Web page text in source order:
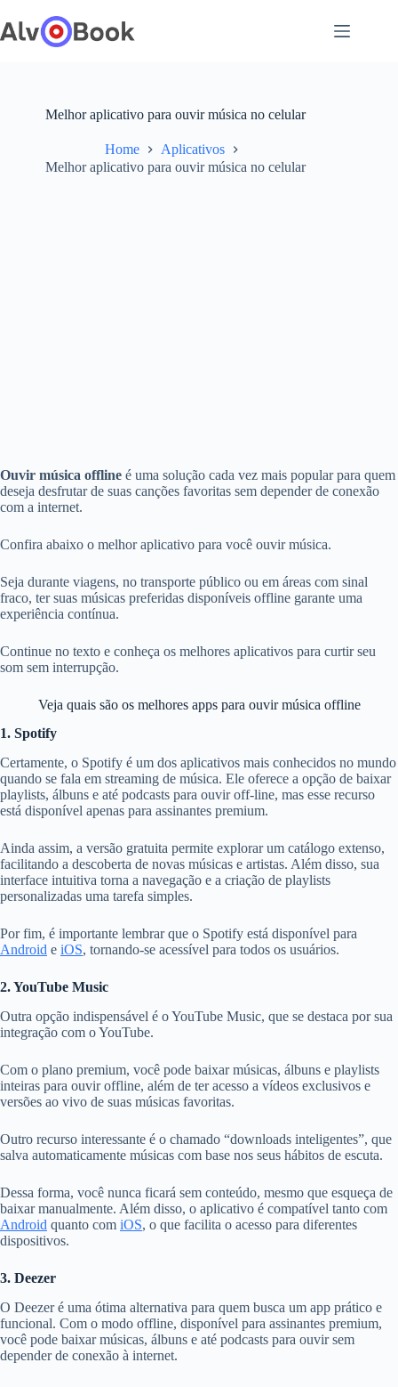
para
o
Melhor aplicativo para ouvir música no celular
Home
Aplicativos
Melhor aplicativo para ouvir música no celular
Ouvir música offline é uma solução cada vez mais popular para quem
deseja desfrutar de suas canções favoritas sem depender de conexão
com a internet.
Confira abaixo o melhor aplicativo para você ouvir música.
Seja durante viagens, no transporte público ou em áreas com sinal
fraco, ter suas músicas preferidas disponíveis offline garante uma
experiência contínua.
Continue no texto e conheça os melhores aplicativos para curtir seu
som sem interrupção.
Veja quais são os melhores apps para ouvir música offline
1. Spotify
Certamente, o Spotify é um dos aplicativos mais conhecidos no mundo
quando se fala em streaming de música. Ele oferece a opção de baixar
playlists, álbuns e até podcasts para ouvir off-line, mas esse recurso
está disponível apenas para assinantes premium.
Ainda assim, a versão gratuita permite explorar um catálogo extenso,
facilitando a descoberta de novas músicas e artistas. Além disso, sua
interface intuitiva torna a navegação e a criação de playlists
personalizadas uma tarefa simples.
Por fim, é importante lembrar que o Spotify está disponível para
Android e iOS, tornando-se acessível para todos os usuários.
2. YouTube Music
Outra opção indispensável é o YouTube Music, que se destaca por sua
integração com o YouTube.
Com o plano premium, você pode baixar músicas, álbuns e playlists
inteiras para ouvir offline, além de ter acesso a vídeos exclusivos e
versões ao vivo de suas músicas favoritas.
Outro recurso interessante é o chamado “downloads inteligentes”, que
salva automaticamente músicas com base nos seus hábitos de escuta.
Dessa forma, você nunca ficará sem conteúdo, mesmo que esqueça de
baixar manualmente. Além disso, o aplicativo é compatível tanto com
Android quanto com iOS, o que facilita o acesso para diferentes
dispositivos.
3. Deezer
O Deezer é uma ótima alternativa para quem busca um app prático e
funcional. Com o modo offline, disponível para assinantes premium,
você pode baixar músicas, álbuns e até podcasts para ouvir sem
depender de conexão à internet.